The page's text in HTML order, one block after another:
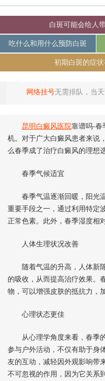
白斑可能会给人
吃什么和用什么预防白斑
初期白斑的症状
网络挂号无需排队，当
昆明白癜风医院靠谱吗-春
机。对于广大白癜风患者来说
么春季成了治疗白癜风的理想
春季气候适宜
春季气温逐渐回暖，阳光温
重要手段之一，通过利用特定
正常色素。此外，春季湿度相
人体生理状况改善
随着气温的升高，人体新陈
的吸收，从而提高治疗效果。
物，可以增强皮肤的抵抗力，
心理状态更佳
从心理学角度来看，春季的
参与户外活动，不仅有助于身
友的互动，减轻因外观影响带
不可忽视的作用，因为它关系